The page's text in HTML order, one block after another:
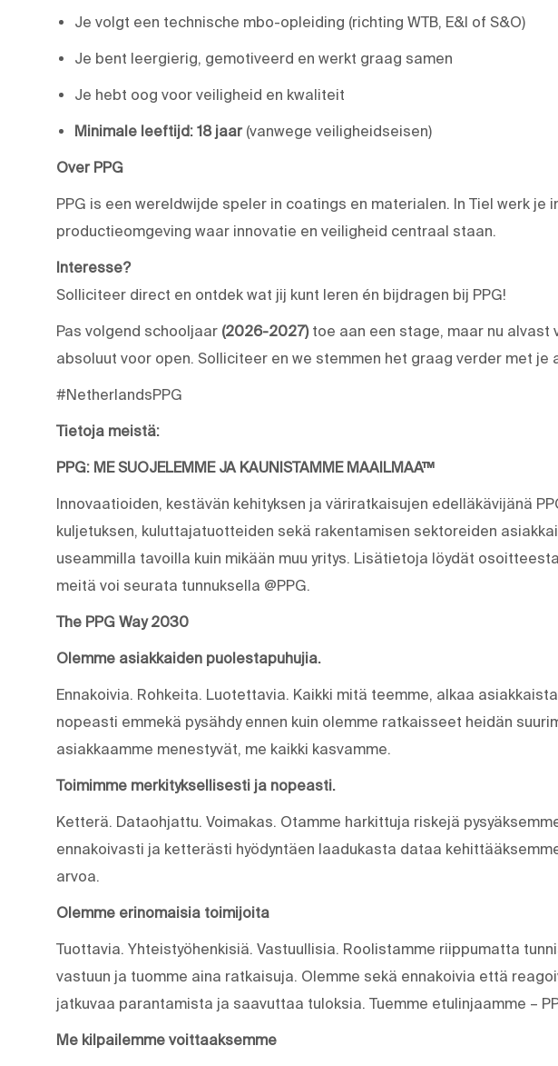
Je volgt een technische mbo-opleiding (richting WTB, E&I of S&O)
Je bent leergierig, gemotiveerd en werkt graag samen
Je hebt oog voor veiligheid en kwaliteit
Minimale leeftijd: 18 jaar(vanwege veiligheidseisen)
Over PPG
PPG is een wereldwijde speler in coatings en materialen. In Tiel werk je
productieomgeving waar innovatie en veiligheid centraal staan.
Interesse?
Solliciteer direct en ontdek wat jij kunt leren én bijdragen bij PPG!
Pas volgend schooljaar (2026-2027) toe aan een stage, maar nu alvast
absoluut voor open. Solliciteer en we stemmen het graag verder met je
#NetherlandsPPG
Tietoja meistä:
PPG: ME SUOJELEMME JA KAUNISTAMME MAAILMAA™
Innovaatioiden, kestävän kehityksen ja väriratkaisujen edelläkävijänä
kuljetuksen, kuluttajatuotteiden sekä rakentamisen sektoreiden
useammilla tavoilla kuin mikään muu yritys. Lisätietoja löydät
meitä voi seurata tunnuksella @PPG.
The PPG Way 2030
Olemme asiakkaiden puolestapuhujia.
Ennakoivia. Rohkeita. Luotettavia. Kaikki mitä teemme, alkaa
nopeasti emmekä pysähdy ennen kuin olemme ratkaisseet heidän
asiakkaamme menestyvät, me kaikki kasvamme.
Toimimme merkityksellisesti ja nopeasti.
Ketterä. Dataohjattu. Voimakas. Otamme harkittuja riskejä
ennakoivasti ja ketterästi hyödyntäen laadukasta dataa
arvoa.
Olemme erinomaisia toimijoita
Tuottavia. Yhteistyöhenkisiä. Vastuullisia. Roolistamme riippumatta
vastuun ja tuomme aina ratkaisuja. Olemme sekä ennakoivia että
jatkuvaa parantamista ja saavuttaa tuloksia. Tuemme etulinjaamme –
Me kilpailemme voittaaksemme